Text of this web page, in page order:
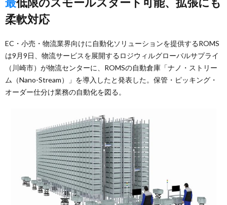
柔軟対応
EC・小売・物流業界向けに自動化ソリューションを提供するROMS
は9月9日、物流サービスを展開するロジウィルグローバルサプライ
（川崎市）が物流センターに、ROMSの自動倉庫「ナノ・ストリー
ム（Nano-Stream）」を導入したと発表した。保管・ピッキング・
オーダー仕分け業務の自動化を図る。